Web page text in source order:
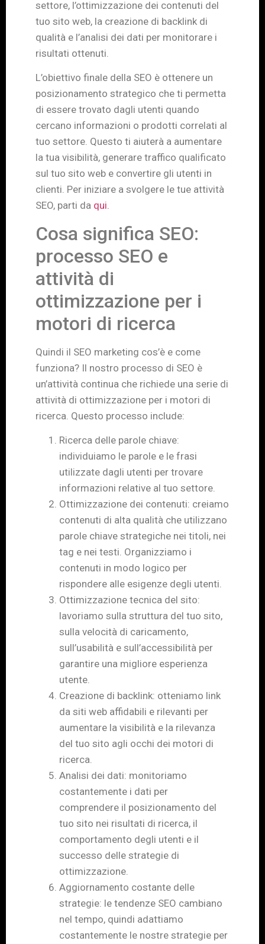
settore, l’ottimizzazione dei contenuti del
tuo sito web, la creazione di backlink di
qualità e l’analisi dei dati per monitorare i
risultati ottenuti.
L’obiettivo finale della SEO è ottenere un
posizionamento strategico che ti permetta
di essere trovato dagli utenti quando
cercano informazioni o prodotti correlati al
tuo settore. Questo ti aiuterà a aumentare
la tua visibilità, generare traffico qualificato
sul tuo sito web e convertire gli utenti in
clienti. Per iniziare a svolgere le tue attività
SEO, parti da qui.
Cosa significa SEO:
processo SEO e
attività di
ottimizzazione per i
motori di ricerca
Quindi il SEO marketing cos’è e come
funziona? Il nostro processo di SEO è
un’attività continua che richiede una serie di
attività di ottimizzazione per i motori di
ricerca. Questo processo include:
Ricerca delle parole chiave:
individuiamo le parole e le frasi
utilizzate dagli utenti per trovare
informazioni relative al tuo settore.
Ottimizzazione dei contenuti: creiamo
contenuti di alta qualità che utilizzano
parole chiave strategiche nei titoli, nei
tag e nei testi. Organizziamo i
contenuti in modo logico per
rispondere alle esigenze degli utenti.
Ottimizzazione tecnica del sito:
lavoriamo sulla struttura del tuo sito,
sulla velocità di caricamento,
sull’usabilità e sull’accessibilità per
garantire una migliore esperienza
utente.
Creazione di backlink: otteniamo link
da siti web affidabili e rilevanti per
aumentare la visibilità e la rilevanza
del tuo sito agli occhi dei motori di
ricerca.
Analisi dei dati: monitoriamo
costantemente i dati per
comprendere il posizionamento del
tuo sito nei risultati di ricerca, il
comportamento degli utenti e il
successo delle strategie di
ottimizzazione.
Aggiornamento costante delle
strategie: le tendenze SEO cambiano
nel tempo, quindi adattiamo
costantemente le nostre strategie per